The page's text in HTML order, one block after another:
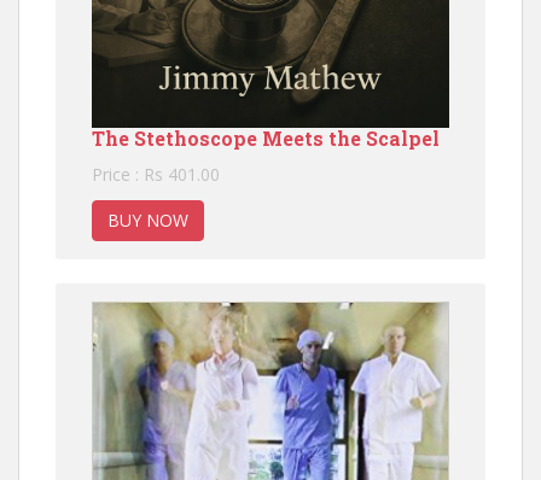
The Stethoscope Meets the Scalpel
Price : Rs 401.00
BUY NOW